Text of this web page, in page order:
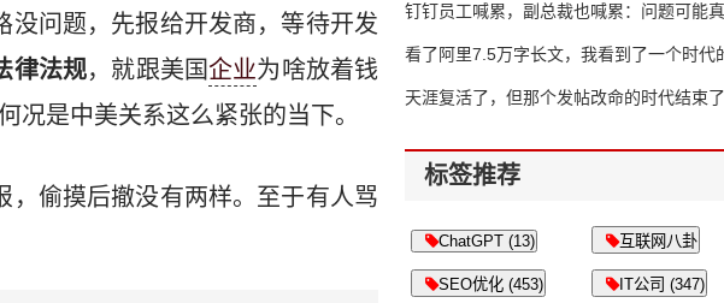
没问题，先报给开发商，等待开发
律法规，就跟美国 企业为啥放着钱
况是中美关系这么紧张的当下。
偷摸后撤没有两样。至于有人骂
钉钉员工喊累，副总裁也喊累：问题可能
了
看了阿里7.5万字长文，我看到了一个时代
天涯复活了，但那个发帖改命的时代结束了
标签推荐
ChatGPT (13) 互联网八卦
SEO优化 (453) IT公司 (347)